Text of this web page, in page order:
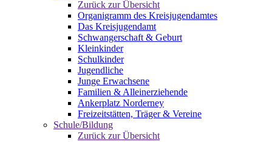
Zurück zur Übersicht
Organigramm des Kreisjugendamtes
Das Kreisjugendamt
Schwangerschaft & Geburt
Kleinkinder
Schulkinder
Jugendliche
Junge Erwachsene
Familien & Alleinerziehende
Ankerplatz Norderney
Freizeitstätten, Träger & Vereine
Schule/Bildung
Zurück zur Übersicht